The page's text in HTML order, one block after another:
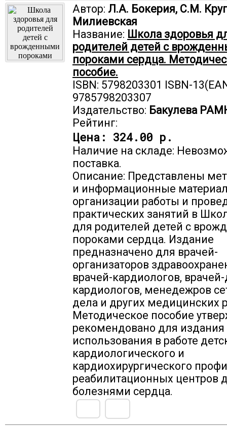
Автор: Л.А. Бокерия, С.М.
Милиевская
Название: Школа здоровья
родителей детей с
пороками сердца.
пособие.
ISBN: 5798203301 ISBN-
9785798203307
Издательство: Бакулева
Рейтинг:
Цена: 324.00 р.
Наличие на складе:
поставка.
Описание: Представлены
и информационные
организации работы и
практических занятий в
для родителей детей с
пороками сердца. Издание
предназначено для врачей-
организаторов
врачей-кардиологов,
кардиологов, менедежров
дела и других медицинских
Методическое пособие
рекомендовано для издания
использования в работе
кардиологического и
кардиохирургического
реабилитационных центров
болезнями сердца.